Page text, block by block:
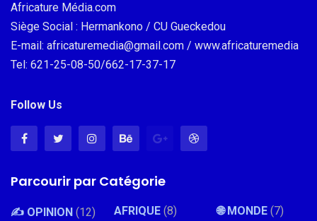
Africature Média.com
Siège Social : Hermankono / CU Gueckedou
E-mail: africaturemedia@gmail.com / www.africaturemedia
Tel: 621-25-08-50/662-17-37-17
Follow Us
Parcourir par Catégorie
✍️ OPINION (12) AFRIQUE (8) 🌐 MONDE (7)